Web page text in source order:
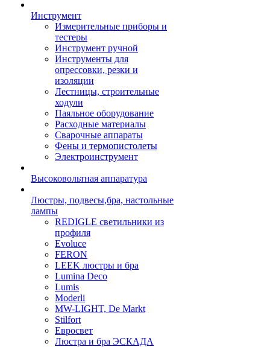
Инструмент
Измерительные приборы и
тестеры
Инструмент ручной
Инструменты для
опрессовки, резки и
изоляции
Лестницы, строительные
ходули
Паяльное оборудование
Расходные материалы
Сварочные аппараты
Фены и термопистолеты
Электроинструмент
Высоковольтная аппаратура
Люстры, подвесы,бра, настольные
лампы
REDIGLE светильники из
профиля
Evoluce
FERON
LEEK люстры и бра
Lumina Deco
Lumis
Moderli
MW-LIGHT, De Markt
Stilfort
Евросвет
Люстра и бра ЭСКАДА